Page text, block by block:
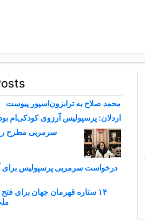
محمد صلاح به ترابزون‌اسپور پیوست
اردلان: پرسپولیس آرزوی کودکی‌ام
سرمربی مطرح
درخواست سرمربی پرسپولیس برای
۱۴ ستاره قهرمان جهان برای